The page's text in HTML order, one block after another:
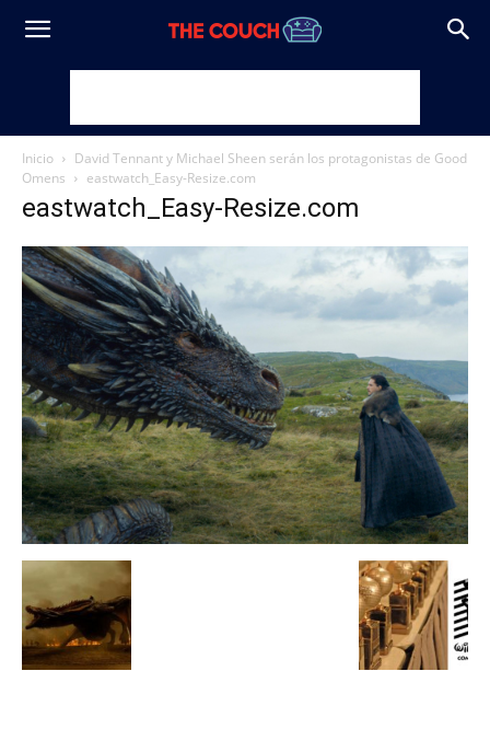
Inicio
David Tennant y Michael Sheen serán los protagonistas de Good
Omens
eastwatch_Easy-Resize.com
eastwatch_Easy-Resize.com